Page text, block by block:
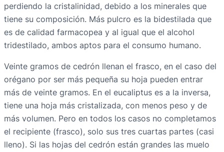
perdiendo la cristalinidad, debido a los minerales que
tiene su composición. Más pulcro es la bidestilada que
es de calidad farmacopea y al igual que el alcohol
tridestilado, ambos aptos para el consumo humano.
Veinte gramos de cedrón llenan el frasco, en el caso del
orégano por ser más pequeña su hoja pueden entrar
más de veinte gramos. En el eucaliptus es a la inversa,
tiene una hoja más cristalizada, con menos peso y de
más volumen. Pero en todos los casos no completamos
el recipiente (frasco), solo sus tres cuartas partes (casi
lleno). Si las hojas del cedrón están grandes las muelo